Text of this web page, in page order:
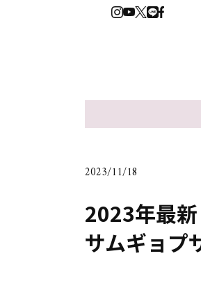
2023/11/18
2023年最
サムギョプ